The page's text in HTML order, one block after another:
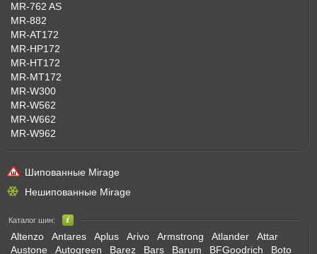
MR-762 AS
MR-882
MR-AT172
MR-HP172
MR-HT172
MR-MT172
MR-W300
MR-W562
MR-W662
MR-W962
Шипованные Mirage
Нешипованные Mirage
Каталог шин:
Altenzo Antares Aplus Arivo Armstrong Atlander
Attar
Austone
Autogreen Barez Bars Barum BFGoodrich Boto